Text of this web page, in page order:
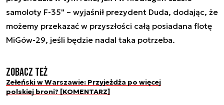
samoloty F-35" – wyjaśnił prezydent Duda, dodając, że
możemy przekazać w przyszłości całą posiadana flotę
MiGów-29, jeśli będzie nadal taka potrzeba.
Zobacz też
Zełeński w Warszawie: Przyjeżdża po więcej
polskiej broni? [KOMENTARZ]